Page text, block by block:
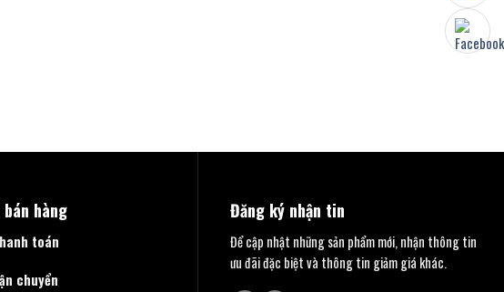
hàng
toán
chuyển
Đăng ký nhận tin
Để cập nhật những sản phẩm mới, nhận thông tin
ưu đãi đặc biệt và thông tin giảm giá khác.